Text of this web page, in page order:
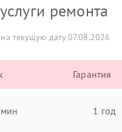
ремонта
текущую дату 07.08.2026
Гарантия
1 год